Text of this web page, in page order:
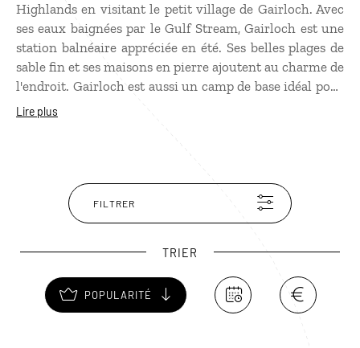
Highlands en visitant le petit village de Gairloch. Avec
ses eaux baignées par le Gulf Stream, Gairloch est une
station balnéaire appréciée en été. Ses belles plages de
sable fin et ses maisons en pierre ajoutent au charme de
l'endroit. Gairloch est aussi un camp de base idéal pour
les randonneurs qui souhaitent se dégourdir les jambes
contemplatifs profiteront d'une vue incomparable sur
l'île de Raasay et l'île de Skye, avant de succomber à
d'incroyables couchers de soleil sur le Minch. En
un phare construit en 1912, vous pourrez observer le
passage des baleines et jouir d'une vue remarquable sur
la chaîne volcanique de l'Assynt.
Lire plus
FILTRER
TRIER
POPULARITÉ